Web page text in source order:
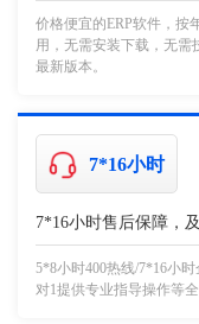
价格便宜的ERP软件，按
用，无需安装下载，无需
最新版本。
7*16小时
7*16小时售后保障，
5*8小时400热线/7*16小
对1提供专业指导操作等